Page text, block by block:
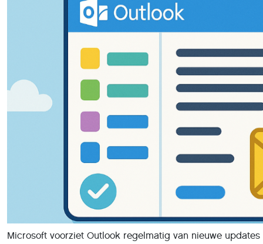
Microsoft voorziet Outlook regelmatig van nieuwe